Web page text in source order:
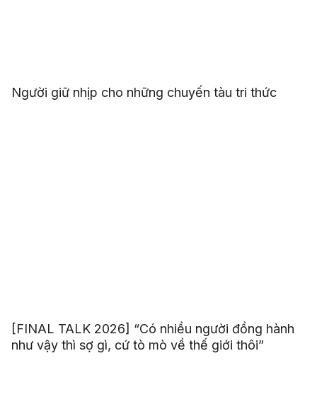
Người giữ nhịp cho những chuyến tàu tri thức
[FINAL TALK 2026] “Có nhiều người đồng hành
như vậy thì sợ gì, cứ tò mò về thế giới thôi”